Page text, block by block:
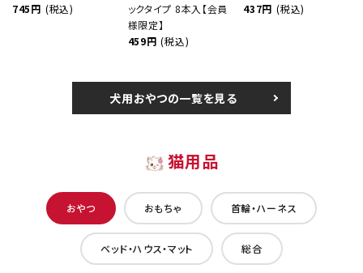
745円 (税込)
ックタイプ 8本入【会員
様限定】
459円 (税込)
437円 (税込)
犬用おやつの一覧を見る
猫用品
おやつ おもちゃ 首輪・ハーネス
ベッド・ハウス・マット 総合